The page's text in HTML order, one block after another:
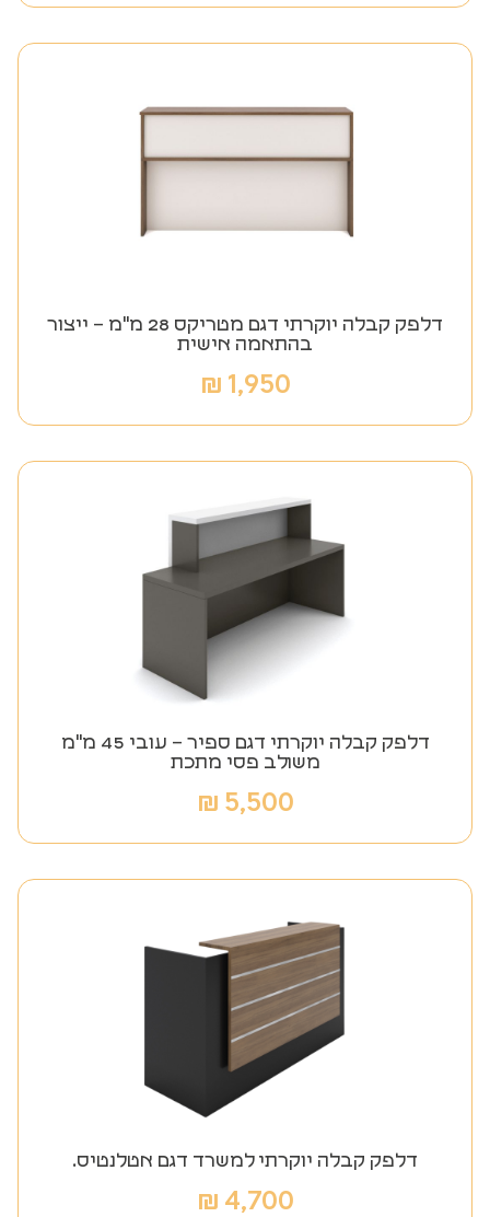
דלפק קבלה יוקרתי דגם מטריקס 28 מ"מ – ייצור
בהתאמה אישית
1,950
₪
דלפק קבלה יוקרתי דגם ספיר – עובי 45 מ"מ
משולב פסי מתכת
5,500
₪
דלפק קבלה יוקרתי למשרד דגם אטלנטיס.
4,700
₪